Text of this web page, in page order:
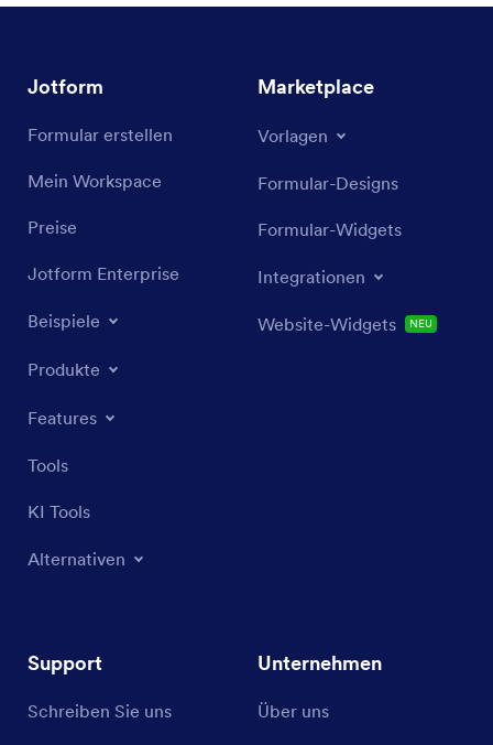
Jotform
Formular erstellen
Mein Workspace
Preise
Jotform Enterprise
Beispiele
Produkte
Features
Tools
KI Tools
Alternativen
Marketplace
Vorlagen
Formular-Designs
Formular-Widgets
Integrationen
Website-Widgets NEU
Support
Schreiben Sie uns
Unternehmen
Über uns